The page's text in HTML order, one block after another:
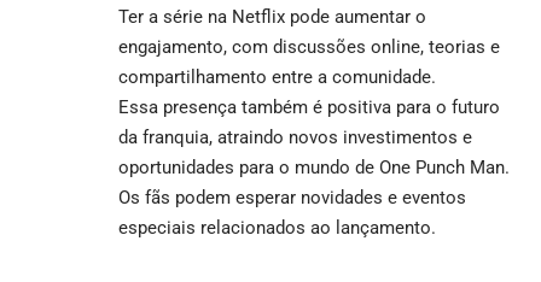
Ter a série na Netflix pode aumentar o
engajamento, com discussões online, teorias e
compartilhamento entre a comunidade.
Essa presença também é positiva para o futuro
da franquia, atraindo novos investimentos e
oportunidades para o mundo de One Punch Man.
Os fãs podem esperar novidades e eventos
especiais relacionados ao lançamento.